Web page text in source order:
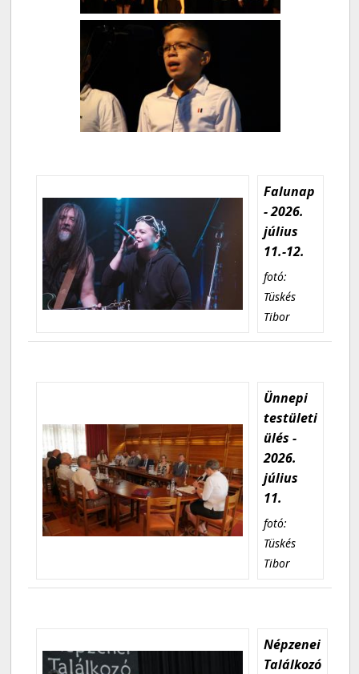
Falunap
- 2026.
július
11.-12.
fotó:
Tüskés
Tibor
Ünnepi
testületi
ülés -
2026.
július
11.
fotó:
Tüskés
Tibor
Népzenei
Találkozó